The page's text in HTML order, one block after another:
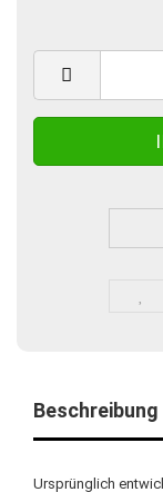
Beschreibung
Ursprünglich